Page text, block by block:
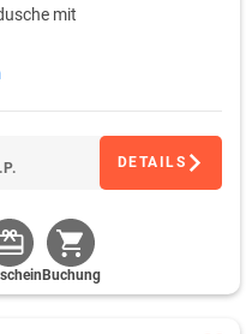
mit
DETAILS
Buchung